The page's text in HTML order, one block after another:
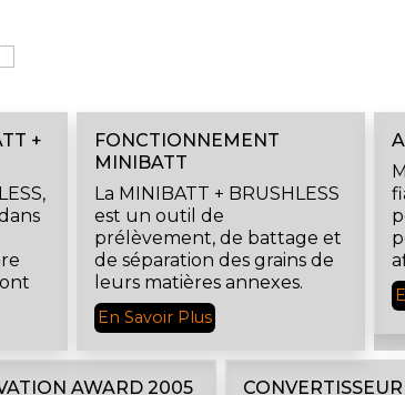
+
FONCTIONNEMENT
MINIBATT
La MINIBATT + BRUSHLESS
est un outil de
prélèvement, de battage et
de séparation des grains de
leurs matières annexes.
En Savoir Plus
AWARD 2005